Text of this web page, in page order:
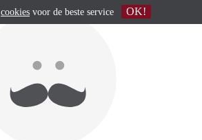
cookies voor de beste service OK!